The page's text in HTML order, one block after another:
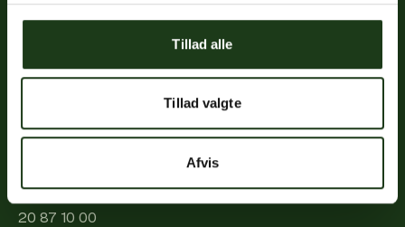
Tillad alle
Tillad valgte
Afvis
Mød os
Kontakt
info@vahlogwetche.dk
20 87 10 00